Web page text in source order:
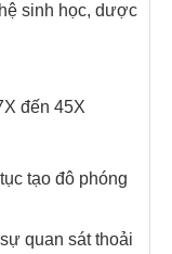
sinh học, dược
đến 45X
tạo đô phóng
quan sát thoải